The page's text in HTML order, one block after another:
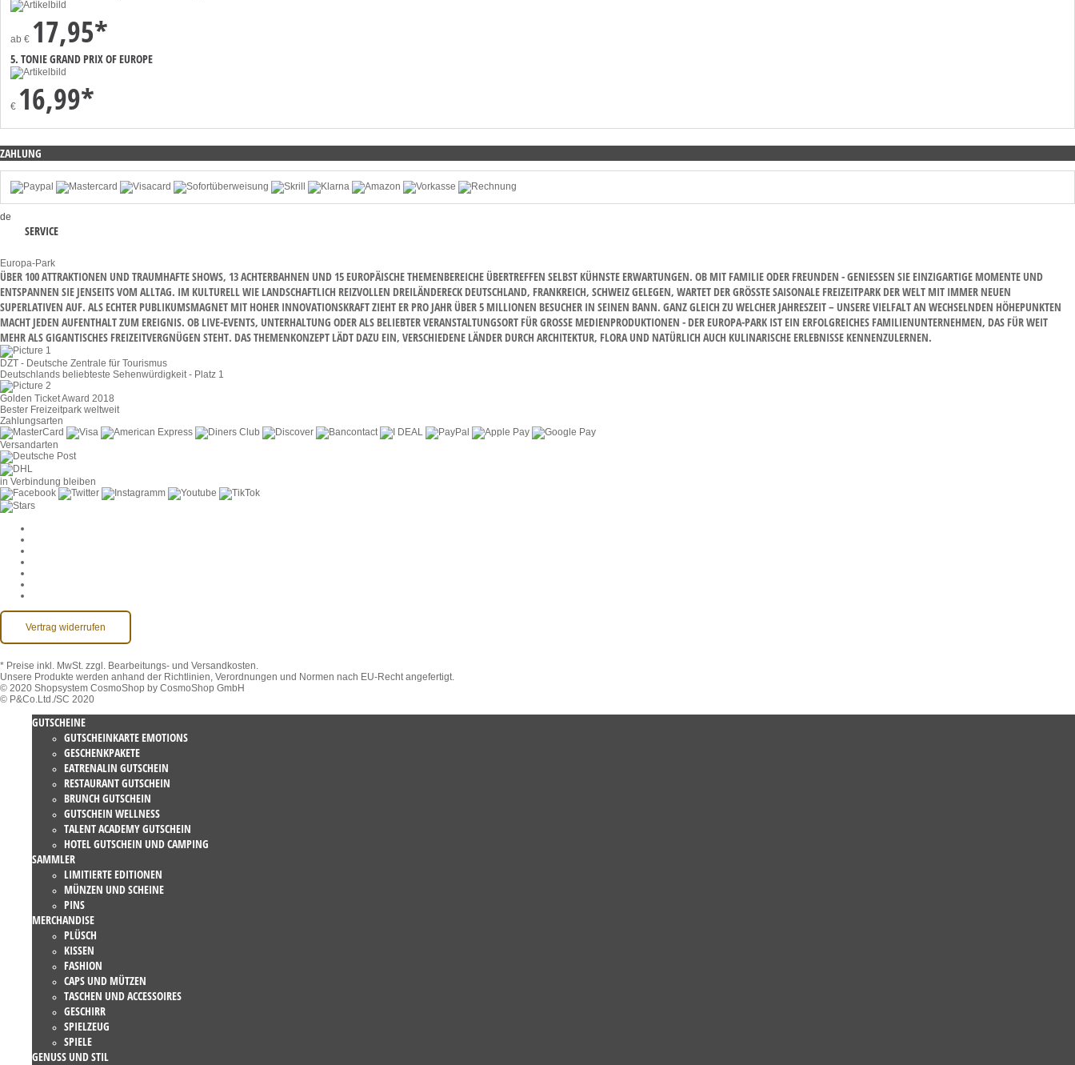
ab € 17,95*
5. TONIE GRAND PRIX OF EUROPE
€ 16,99*
ZAHLUNG
de
SERVICE
Europa-Park
ÜBER 100 ATTRAKTIONEN UND TRAUMHAFTE SHOWS, 13 ACHTERBAHNEN UND 15 EUROPÄISCHE THEMENBEREICHE ÜBERTREFFEN SELBST KÜHNSTE ERWARTUNGEN. OB MIT FAMILIE ODER FREUNDEN - GENIESSEN SIE EINZIGARTIGE MOMENTE UND E
NTSPANNEN SIE JENSEITS VOM ALLTAG. IM KULTURELL WIE LANDSCHAFTLICH REIZVOLLEN DREILÄNDERECK DEUTSCHLAND, FRANKREICH, SCHWEIZ GELEGEN, WARTET DER GRÖSSTE SAISONALE FREIZEITPARK DER WELT MIT IMMER NEUEN SU
PERLATIVEN AUF. ALS ECHTER PUBLIKUMSMAGNET MIT HOHER INNOVATIONSKRAFT ZIEHT ER PRO JAHR ÜBER 5 MILLIONEN BESUCHER IN SEINEN BANN. GANZ GLEICH ZU WELCHER JAHRESZEIT – UNSERE VIELFALT AN WECHSELNDEN HÖHEPUNKTEN MA
CHT JEDEN AUFENTHALT ZUM EREIGNIS. OB LIVE-EVENTS, UNTERHALTUNG ODER ALS BELIEBTER VERANSTALTUNGSORT FÜR GROSSE MEDIENPRODUKTIONEN - DER EUROPA-PARK IST EIN ERFOLGREICHES FAMILIENUNTERNEHMEN, DAS FÜR WEIT MEH
R ALS GIGANTISCHES FREIZEITVERGNÜGEN STEHT. DAS THEMENKONZEPT LÄDT DAZU EIN, VERSCHIEDENE LÄNDER DURCH ARCHITEKTUR, FLORA UND NATÜRLICH AUCH KULINARISCHE ERLEBNISSE KENNENZULERNEN.
DZT - Deutsche Zentrale für Tourismus
Deutschlands beliebteste Sehenwürdigkeit - Platz 1
Golden Ticket Award 2018
Bester Freizeitpark weltweit
Zahlungsarten
Versandarten
in Verbindung bleiben
Vertrag widerrufen
* Preise inkl. MwSt. zzgl. Bearbeitungs- und Versandkosten.
Unsere Produkte werden anhand der Richtlinien, Verordnungen und Normen nach EU-Recht angefertigt.
© 2020 Shopsystem CosmoShop by CosmoShop GmbH
© P&Co.Ltd./SC 2020
GUTSCHEINE
GUTSCHEINKARTE EMOTIONS
GESCHENKPAKETE
EATRENALIN GUTSCHEIN
RESTAURANT GUTSCHEIN
BRUNCH GUTSCHEIN
GUTSCHEIN WELLNESS
TALENT ACADEMY GUTSCHEIN
HOTEL GUTSCHEIN UND CAMPING
SAMMLER
LIMITIERTE EDITIONEN
MÜNZEN UND SCHEINE
PINS
MERCHANDISE
PLÜSCH
KISSEN
FASHION
CAPS UND MÜTZEN
TASCHEN UND ACCESSOIRES
GESCHIRR
SPIELZEUG
SPIELE
GENUSS UND STIL